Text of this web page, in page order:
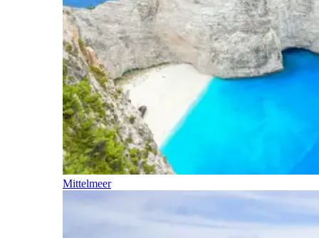
Mittelmeer